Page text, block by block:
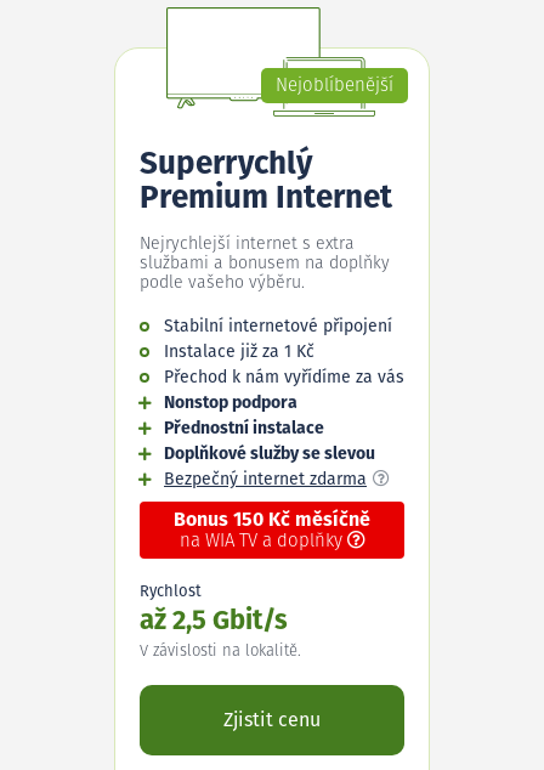
Nejoblíbenější
Superrychlý
Premium Internet
Nejrychlejší internet s extra
službami a bonusem na doplňky
podle vašeho výběru.
Stabilní internetové připojení
Instalace již za 1 Kč
Přechod k nám vyřídíme za vás
Nonstop podpora
Přednostní instalace
Doplňkové služby se slevou
Bezpečný internet zdarma
Bonus 150 Kč měsíčně
na WIA TV a doplňky
Rychlost
až 2,5 Gbit/s
V závislosti na lokalitě.
Zjistit cenu